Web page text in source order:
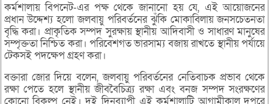
কর্মশালায় বিপনেট-এর পক্ষ থেকে জানানো হয় যে, এই আয়োজনের
প্রধান উদ্দেশ্য হলো জলবায়ু পরিবর্তনের ঝুঁকি মোকাবিলায় জনসচেতনতা
বৃদ্ধি করা। প্রাকৃতিক সম্পদ সুরক্ষায় স্থানীয় আদিবাসী ও সাধারণ মানুষের
সম্পৃক্ততা নিশ্চিত করা। পরিবেশগত ভারসাম্য বজায় রাখতে স্থানীয় পর্যায়ে
টেকসই পদক্ষেপ গ্রহণ করা।
বক্তারা জোর দিয়ে বলেন, জলবায়ু পরিবর্তনের নেতিবাচক প্রভাব থেকে
রক্ষা পেতে হলে স্থানীয় জীববৈচিত্র্য রক্ষা এবং বনজ সম্পদ সংরক্ষণের